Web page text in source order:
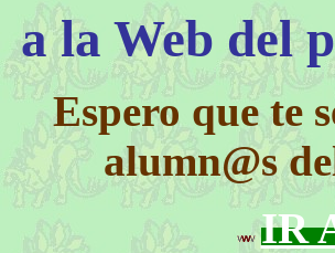
a la Web del
Espero que te
alumn@s
IR